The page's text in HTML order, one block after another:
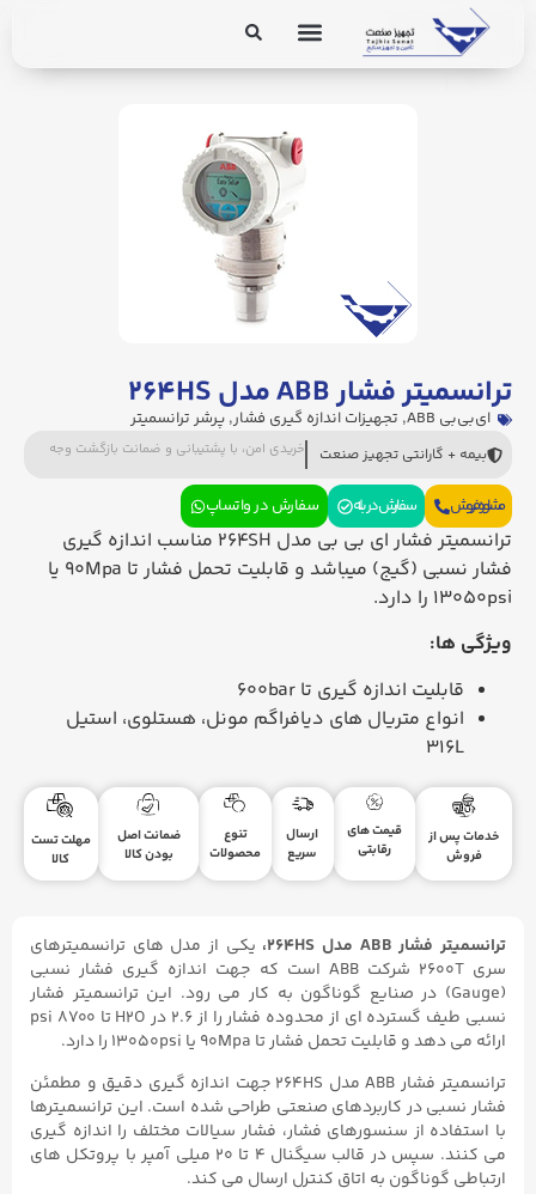
ترانسمیتر فشار ABB مدل ۲۶۴HS
ای‌بی‌بی ABB , تجهیزات اندازه گیری فشار, پرشر ترانسمیتر
بیمه + گارانتی تجهیز صنعت خریدی امن، با پشتیبانی و ضمانت بازگشت وجه
مشاوره فروش سفارش در بله سفارش در واتساپ
ترانسمیتر فشار ای بی بی مدل 264SH مناسب اندازه گیری
فشار نسبی (گیج) میباشد و قابلیت تحمل فشار تا 90Mpa یا
13050psi را دارد.
ویژگی ها:
قابلیت اندازه گیری تا 600bar
انواع متریال های دیافراگم مونل، هستلوی، استیل
316L
خدمات پس از
فروش
قیمت های
رقابتی
ارسال
سریع
تنوع
محصولات
ضمانت اصل
بودن کالا
مهلت تست
کالا
ترانسمیتر فشار ABB مدل 264HS،
یکی از مدل های ترانسمیترهای
سری 2600T شرکت ABB است که جهت اندازه گیری فشار نسبی
(Gauge) در صنایع گوناگون به کار می رود. این ترانسمیتر فشار
نسبی طیف گسترده ای از محدوده فشار را از ۲.۶ در H2O تا ۸۷۰۰ psi
ارائه می دهد و قابلیت تحمل فشار تا 90Mpa یا 13050psi را دارد.
ترانسمیتر فشار ABB مدل 264HS جهت اندازه گیری دقیق و مطمئن
فشار نسبی در کاربردهای صنعتی طراحی شده است. این ترانسمیترها
با استفاده از سنسورهای فشار، فشار سیالات مختلف را اندازه گیری
می کنند. سپس در قالب سیگنال ۴ تا ۲۰ میلی آمپر با پروتکل های
ارتباطی گوناگون به اتاق کنترل ارسال می کند.